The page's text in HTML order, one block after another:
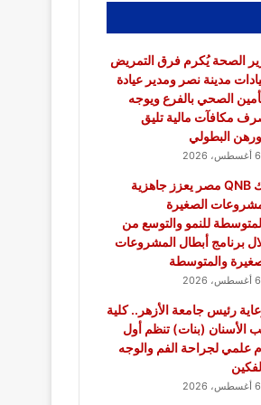
الصحة يُكرم فرق التمريض
مدينة نصر ومدير عيادة
الصحي بالفرع ويوجه
مكافآت مالية تليق
البطولي
6 أغسطس، 2026
بنك QNB مصر يعزز جاهزية
الصغيرة
للنمو والتوسع من
برنامج أبطال المشروعات
والمتوسطة
6 أغسطس، 2026
رئيس جامعة الأزهر.. كلية
الأسنان (بنات) تنظم أول
علمي لجراحة الفم والوجه
6 أغسطس، 2026